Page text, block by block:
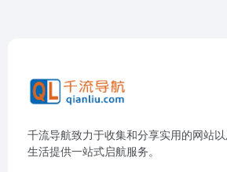
千流导航致力于收集和分享实用的网站
生活提供一站式启航服务。